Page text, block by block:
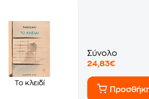
Το κλειδί
Σύνολο
24,83€